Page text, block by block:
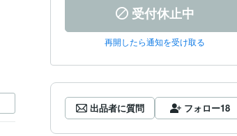
受付休止中
再開したら通知を受け取る
出品者に質問 フォロー18